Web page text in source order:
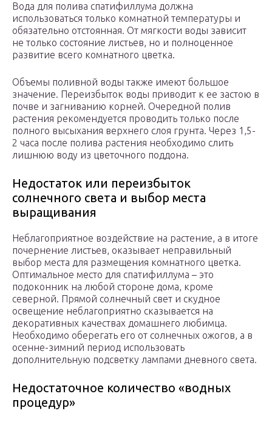
Вода для полива спатифиллума должна
использоваться только комнатной температуры и
обязательно отстоянная. От мягкости воды зависит
не только состояние листьев, но и полноценное
развитие всего комнатного цветка.
Объемы поливной воды также имеют большое
значение. Переизбыток воды приводит к ее застою в
почве и загниванию корней. Очередной полив
растения рекомендуется проводить только после
полного высыхания верхнего слоя грунта. Через 1,5-
2 часа после полива растения необходимо слить
лишнюю воду из цветочного поддона.
Недостаток или переизбыток
солнечного света и выбор места
выращивания
Неблагоприятное воздействие на растение, а в итоге
почернение листьев, оказывает неправильный
выбор места для размещения комнатного цветка.
Оптимальное место для спатифиллума – это
подоконник на любой стороне дома, кроме
северной. Прямой солнечный свет и скудное
освещение неблагоприятно сказывается на
декоративных качествах домашнего любимца.
Необходимо оберегать его от солнечных ожогов, а в
осенне-зимний период использовать
дополнительную подсветку лампами дневного света.
Недостаточное количество «водных
процедур»